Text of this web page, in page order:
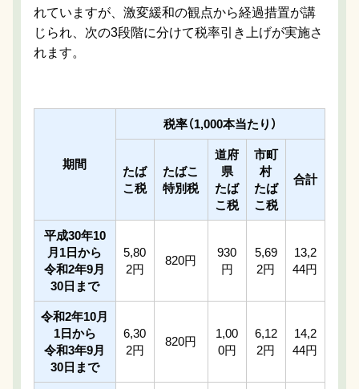
れていますが、激変緩和の観点から経過措置が講
じられ、次の3段階に分けて税率引き上げが実施さ
れます。
期間
税率（1,000本当たり）
たば
こ税
たばこ
特別税
道府
県
たば
こ税
市町
村
たば
こ税
合計
平成30年10
月1日から
令和2年9月
30日まで
5,80
2円
820円
930
円
5,69
2円
13,2
44円
令和2年10月
1日から
令和3年9月
30日まで
6,30
2円
820円
1,00
0円
6,12
2円
14,2
44円